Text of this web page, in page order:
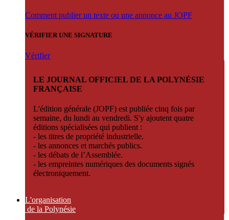
Comment publier un texte ou une annonce au JOPF
VÉRIFIER UNE SIGNATURE
Vérifier
LE JOURNAL OFFICIEL DE LA POLYNÉSIE
FRANÇAISE
L'édition générale (JOPF) est publiée cinq fois par
semaine, du lundi au vendredi. S'y ajoutent quatre
éditions spécialisées qui publient :
- les titres de propriété industrielle.
- les annonces et marchés publics.
- les débats de l’Assemblée.
- les empreintes numériques des documents signés
électroniquement.
L'organisation
de la Polynésie